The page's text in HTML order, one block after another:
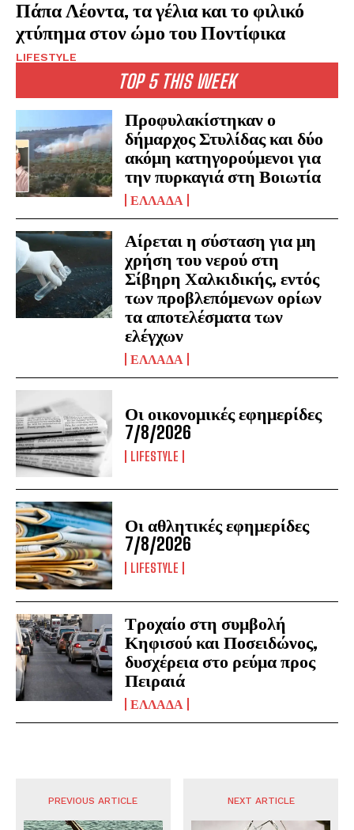
Πάπα Λέοντα, τα γέλια και το φιλικό
χτύπημα στον ώμο του Ποντίφικα
LIFESTYLE
TOP 5 THIS WEEK
Προφυλακίστηκαν ο
δήμαρχος Στυλίδας και δύο
ακόμη κατηγορούμενοι για
την πυρκαγιά στη Βοιωτία
ΕΛΛΑΔΑ
Αίρεται η σύσταση για μη
χρήση του νερού στη
Σίβηρη Χαλκιδικής, εντός
των προβλεπόμενων ορίων
τα αποτελέσματα των
ελέγχων
ΕΛΛΑΔΑ
Οι οικονομικές εφημερίδες
7/8/2026
LIFESTYLE
Οι αθλητικές εφημερίδες
7/8/2026
LIFESTYLE
Τροχαίο στη συμβολή
Κηφισού και Ποσειδώνος,
δυσχέρεια στο ρεύμα προς
Πειραιά
ΕΛΛΑΔΑ
PREVIOUS ARTICLE NEXT ARTICLE